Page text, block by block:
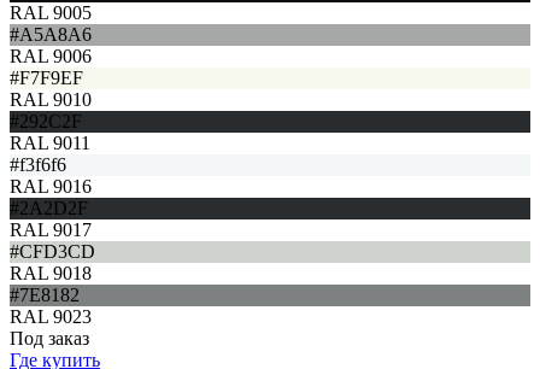
RAL 9005
#A5A8A6
RAL 9006
#F7F9EF
RAL 9010
#292C2F
RAL 9011
#f3f6f6
RAL 9016
#2A2D2F
RAL 9017
#CFD3CD
RAL 9018
#7E8182
RAL 9023
Под заказ
Где купить